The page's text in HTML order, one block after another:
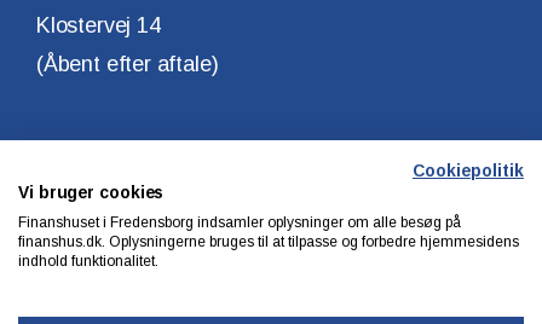
Klostervej 14
(Åbent efter aftale)
Copyright © Finanshuset i Fredensborg A/S
CVR. Nr. 10140315
Cookiepolitik
Vi bruger cookies
Finanshuset i Fredensborg indsamler oplysninger om alle besøg på
finanshus.dk. Oplysningerne bruges til at tilpasse og forbedre hjemmesidens
indhold funktionalitet.